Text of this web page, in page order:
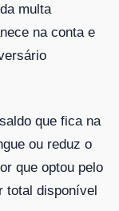
multa
na conta e
que fica na
ou reduz o
que optou pelo
total disponível